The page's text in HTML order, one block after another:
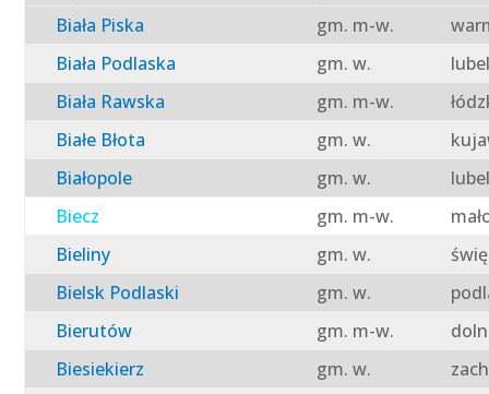
Biała Piska
gm. m-w.
Biała Podlaska
gm. w.
Biała Rawska
gm. m-w.
Białe Błota
gm. w.
Białopole
gm. w.
Biecz
gm. m-w.
Bieliny
gm. w.
Bielsk Podlaski
gm. w.
Bierutów
gm. m-w.
Biesiekierz
gm. w.